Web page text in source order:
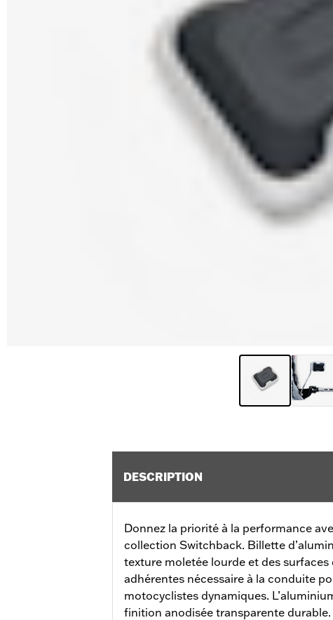
DESCRIPTION
Donnez la priorité à la performance
collection Switchback. Billette
texture moletée lourde et des
adhérentes nécessaire à la conduite
motocyclistes dynamiques.
finition anodisée transparente